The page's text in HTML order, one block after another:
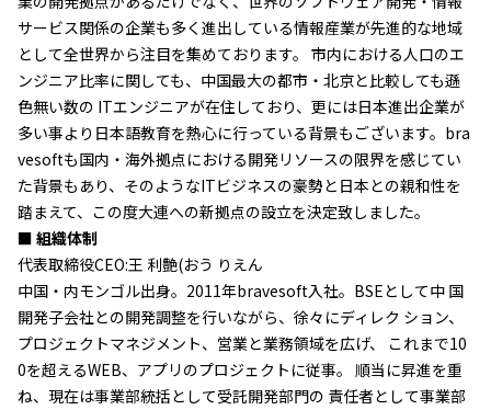
サービス関係の企業も多く進出している情報産業が先進的な地域
として全世界から注目を集めております。 市内における人口のエ
ンジニア比率に関しても、中国最大の都市・北京と比較しても遜
色無い数の ITエンジニアが在住しており、更には日本進出企業が
多い事より日本語教育を熱心に行っている背景もございます。bra
vesoftも国内・海外拠点における開発リソースの限界を感じてい
た背景もあり、そのようなITビジネスの豪勢と日本との親和性を
踏まえて、この度大連への新拠点の設立を決定致しました。
■ 組織体制
代表取締役CEO:王 利艶(おう りえん
中国・内モンゴル出身。2011年bravesoft入社。BSEとして中 国
開発子会社との開発調整を行いながら、徐々にディレク ション、
プロジェクトマネジメント、営業と業務領域を広げ、 これまで10
0を超えるWEB、アプリのプロジェクトに従事。 順当に昇進を重
ね、現在は事業部統括として受託開発部門の 責任者として事業部